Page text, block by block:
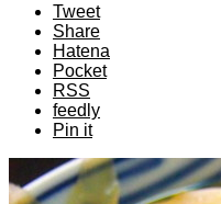
Tweet
Share
Hatena
Pocket
RSS
feedly
Pin it